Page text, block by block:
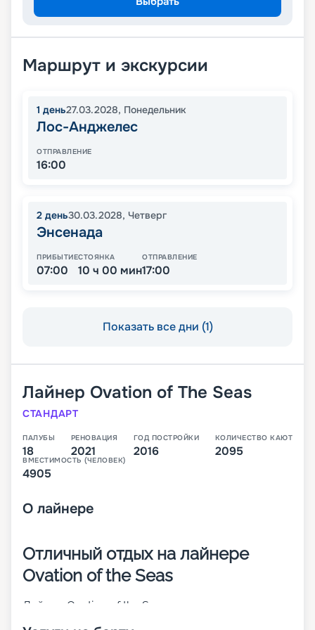
Маршрут и экскурсии
1 день27.03.2028, Понедельник
Лос-Анджелес
ОТПРАВЛЕНИЕ
16:00
2 день30.03.2028, Четверг
Энсенада
ПРИБЫТИЕ
07:00
СТОЯНКА
10 ч 00 мин
ОТПРАВЛЕНИЕ
17:00
Показать все дни (1)
Лайнер Ovation of The Seas
СТАНДАРТ
ПАЛУБЫ
18
РЕНОВАЦИЯ
2021
ГОД ПОСТРОЙКИ
2016
КОЛИЧЕСТВО КАЮТ
2095
ВМЕСТИМОСТЬ (ЧЕЛОВЕК)
4905
О лайнере
Отличный отдых на лайнере
Ovation of the Seas
Лайнер Ovation of the Seas – третье судно класса